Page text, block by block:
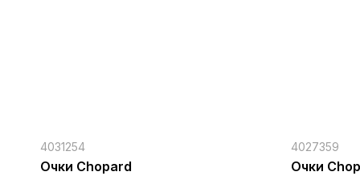
4031254
Очки Chopard
4027359
Очки